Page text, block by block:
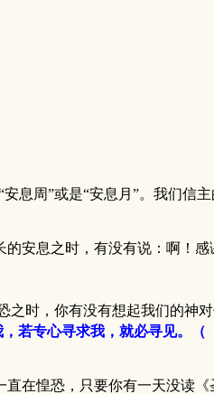
周”或是“安息月”。我们信主
安息之时，有没有说：啊！感
时，你有没有想起我们的神对
若专心寻求我，就必寻见。（
在惶恐，只要你有一天没读《